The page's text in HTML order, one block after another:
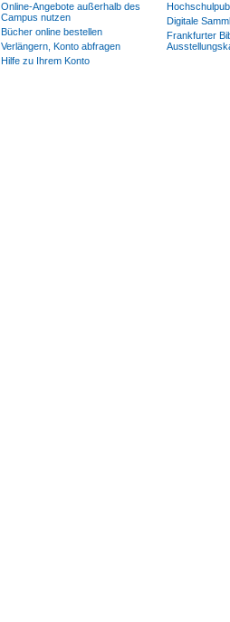
Online-Angebote außerhalb des
Campus nutzen
Bücher online bestellen
Verlängern, Konto abfragen
Hilfe zu Ihrem Konto
Digitale
Frankfurter